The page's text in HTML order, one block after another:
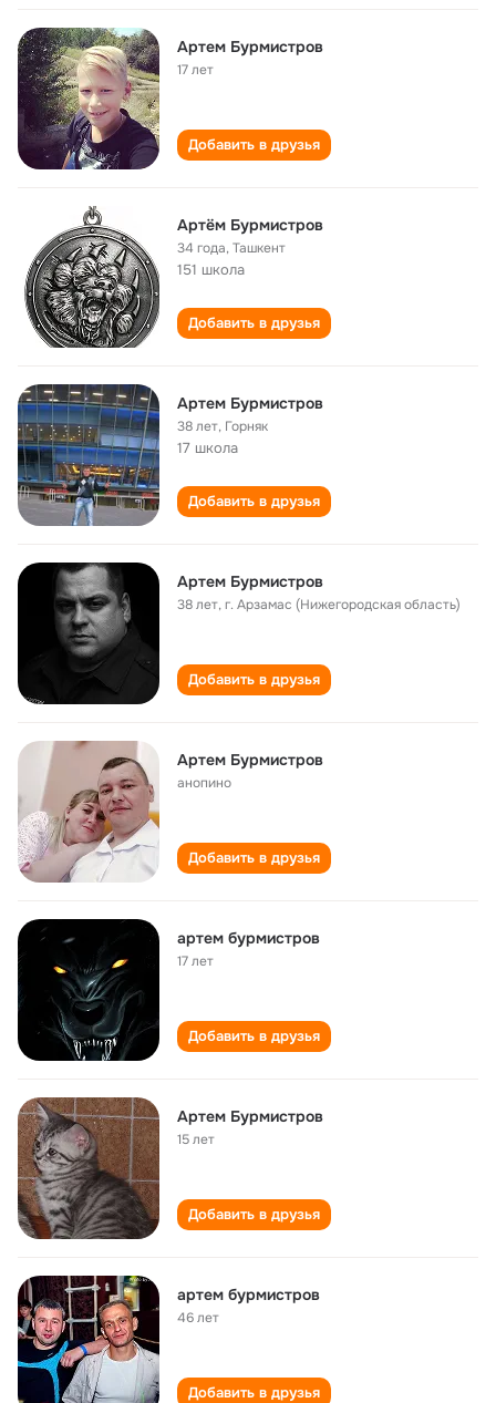
Артем Бурмистров
17 лет
Добавить в друзья
Артём Бурмистров
34 года,Ташкент
151 школа
Добавить в друзья
Артем Бурмистров
38 лет, Горняк
17 школа
Добавить в друзья
Артем Бурмистров
38 лет,г. Арзамас (Нижегородская область)
Добавить в друзья
Артем Бурмистров
анопино
Добавить в друзья
артем бурмистров
17 лет
Добавить в друзья
Артем Бурмистров
15 лет
Добавить в друзья
артем бурмистров
46 лет
Добавить в друзья